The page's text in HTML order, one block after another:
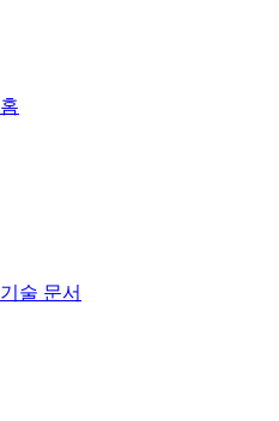
홈
기술 문서